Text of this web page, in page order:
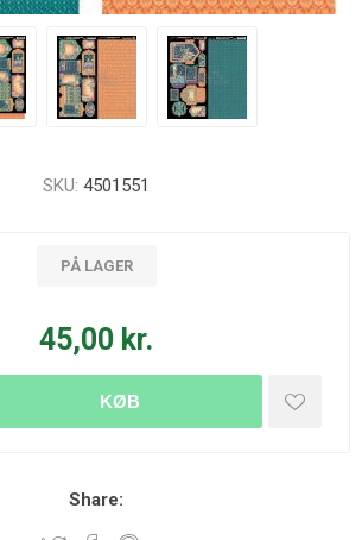
SKU: 4501551
PÅ LAGER
45,00 kr.
KØB
Share: